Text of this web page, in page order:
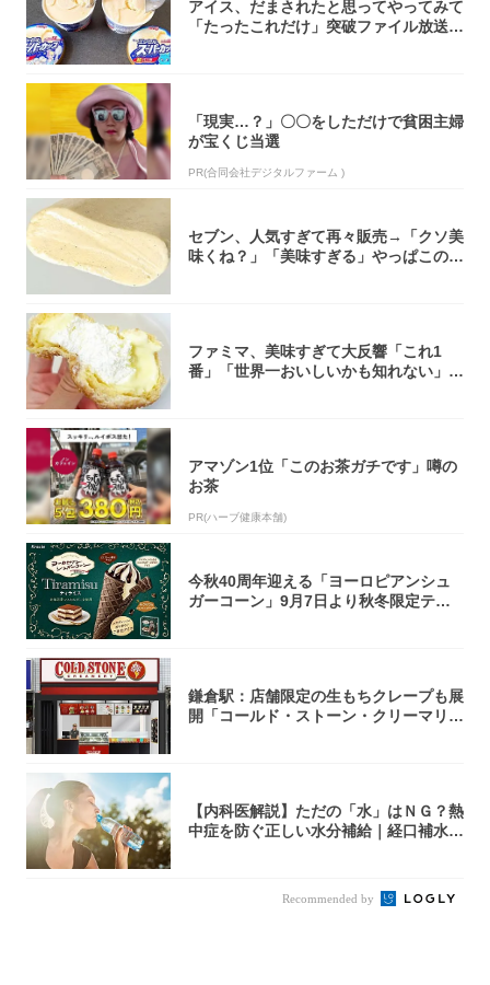
アイス、だまされたと思ってやってみて
「たったこれだけ」突破ファイル放送で
「現実…？」〇〇をしただけで貧困主婦
が宝くじ当選
PR(合同会社デジタルファーム )
セブン、人気すぎて再々販売→「クソ美
味くね？」「美味すぎる」やっぱこのク
ファミマ、美味すぎて大反響「これ1
番」「世界一おいしいかも知れない」
アマゾン1位「このお茶ガチです」噂の
お茶
PR(ハーブ健康本舗)
今秋40周年迎える「ヨーロピアンシュ
ガーコーン」9月7日より秋冬限定ティ
鎌倉駅：店舗限定の生もちクレープも展
開「コールド・ストーン・クリーマリ
【内科医解説】ただの「水」はＮＧ？熱
中症を防ぐ正しい水分補給｜経口補水
Recommended by